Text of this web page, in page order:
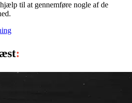
til at gennemføre nogle af de
: